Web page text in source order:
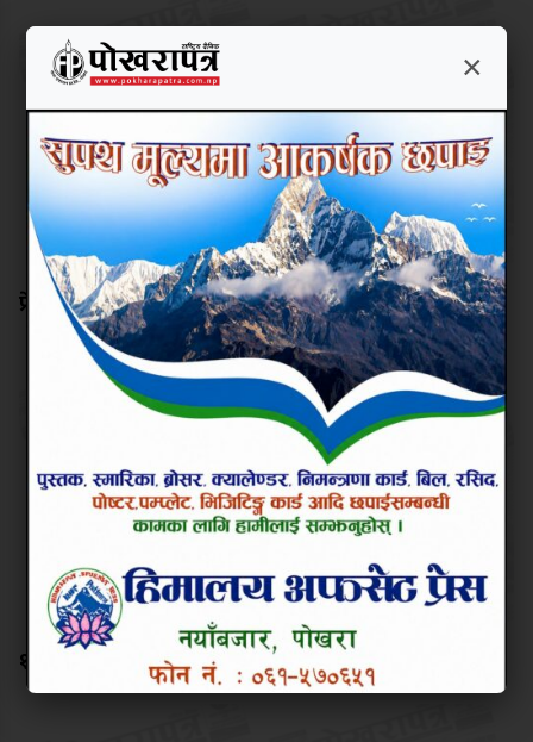
प्रेस स्वतन्त्रता नियन्त्रित गर्ने काम नगर
१३७ औ मइ दिवसको शुभकामना !
×